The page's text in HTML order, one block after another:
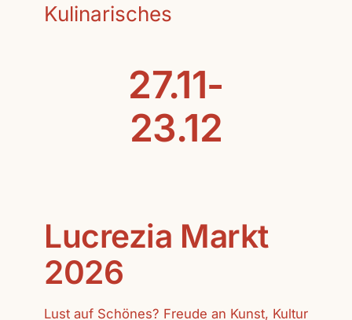
Kulinarisches
27.11-
23.12
Lucrezia Markt
2026
Lust auf Schönes? Freude an Kunst, Kultur